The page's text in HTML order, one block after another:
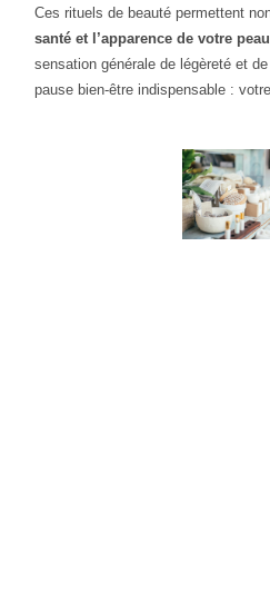
Ces rituels de beauté permettent
santé et l’apparence de votre peau
sensation générale de légèreté et
pause bien-être indispensable :